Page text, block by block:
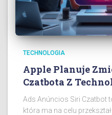
TECHNOLOGIA
Apple Planuje
Czatbota Z
Ads Anúncios Siri Czatbot
która ma na celu